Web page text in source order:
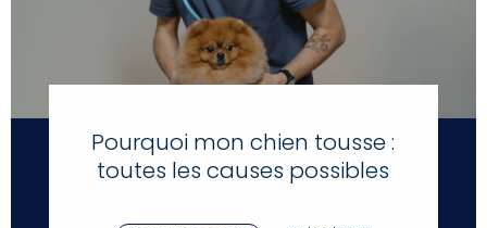
Pourquoi mon chien tousse :
toutes les causes possibles